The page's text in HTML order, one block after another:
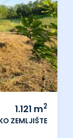
1.121 m2
ZEMLJIŠTE